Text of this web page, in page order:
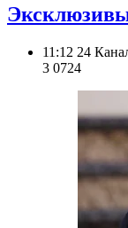
11:12 24
3 0724